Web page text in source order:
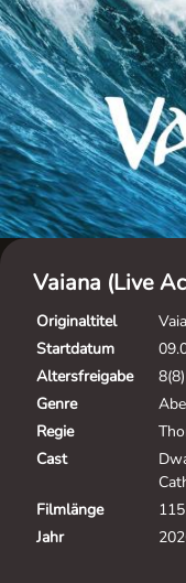
Vaiana (Live
Originaltitel
Startdatum
Altersfreigabe
8(8)
Genre
Regie
Cast
Filmlänge
Jahr